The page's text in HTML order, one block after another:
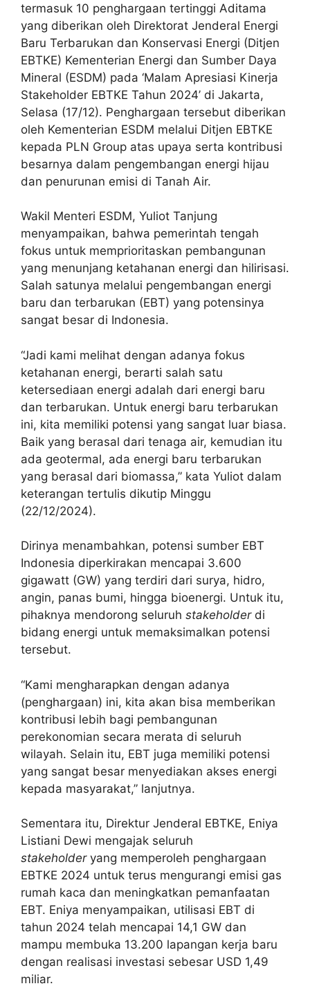
termasuk 10 penghargaan tertinggi Aditama
yang diberikan oleh Direktorat Jenderal Energi
Baru Terbarukan dan Konservasi Energi (Ditjen
EBTKE) Kementerian Energi dan Sumber Daya
Mineral (ESDM) pada ‘Malam Apresiasi Kinerja
Stakeholder EBTKE Tahun 2024’ di Jakarta,
Selasa (17/12). Penghargaan tersebut diberikan
oleh Kementerian ESDM melalui Ditjen EBTKE
kepada PLN Group atas upaya serta kontribusi
besarnya dalam pengembangan energi hijau
dan penurunan emisi di Tanah Air.
Wakil Menteri ESDM, Yuliot Tanjung
menyampaikan, bahwa pemerintah tengah
fokus untuk memprioritaskan pembangunan
yang menunjang ketahanan energi dan hilirisasi.
Salah satunya melalui pengembangan energi
baru dan terbarukan (EBT) yang potensinya
sangat besar di Indonesia.
“Jadi kami melihat dengan adanya fokus
ketahanan energi, berarti salah satu
ketersediaan energi adalah dari energi baru
dan terbarukan. Untuk energi baru terbarukan
ini, kita memiliki potensi yang sangat luar biasa.
Baik yang berasal dari tenaga air, kemudian itu
ada geotermal, ada energi baru terbarukan
yang berasal dari biomassa,” kata Yuliot dalam
keterangan tertulis dikutip Minggu
(22/12/2024).
Dirinya menambahkan, potensi sumber EBT
Indonesia diperkirakan mencapai 3.600
gigawatt (GW) yang terdiri dari surya, hidro,
angin, panas bumi, hingga bioenergi. Untuk itu,
pihaknya mendorong seluruh stakeholderdi
bidang energi untuk memaksimalkan potensi
tersebut.
“Kami mengharapkan dengan adanya
(penghargaan) ini, kita akan bisa memberikan
kontribusi lebih bagi pembangunan
perekonomian secara merata di seluruh
wilayah. Selain itu, EBT juga memiliki potensi
yang sangat besar menyediakan akses energi
kepada masyarakat,” lanjutnya.
Sementara itu, Direktur Jenderal EBTKE, Eniya
Listiani Dewi mengajak seluruh
stakeholderyang memperoleh penghargaan
EBTKE 2024 untuk terus mengurangi emisi gas
rumah kaca dan meningkatkan pemanfaatan
EBT. Eniya menyampaikan, utilisasi EBT di
tahun 2024 telah mencapai 14,1 GW dan
mampu membuka 13.200 lapangan kerja baru
dengan realisasi investasi sebesar USD 1,49
miliar.